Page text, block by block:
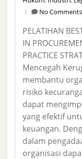
No Comments
PELATIHAN
IN
PRACTICE
Mencegah
membantu
risiko
dapat
yang efektif
keuangan.
dalam
organisasi